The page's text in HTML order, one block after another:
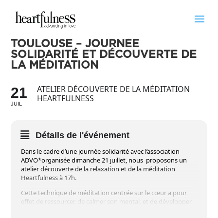
TOULOUSE – JOURNÉE
SOLIDARITÉ ET DÉCOUVERTE DE
LA MÉDITATION
21
JUIL
ATELIER DÉCOUVERTE DE LA MÉDITATION
HEARTFULNESS
Détails de l'événement
Dans le cadre d’une journée solidarité avec l’association
ADVO*organisée dimanche 21 juillet, nous proposons un
atelier découverte de la relaxation et de la méditation
Heartfulness à 17h.
Cette technique de méditation centrée sur le cœur a pour
effet de ressourcer, de calmer son mental, et de développer